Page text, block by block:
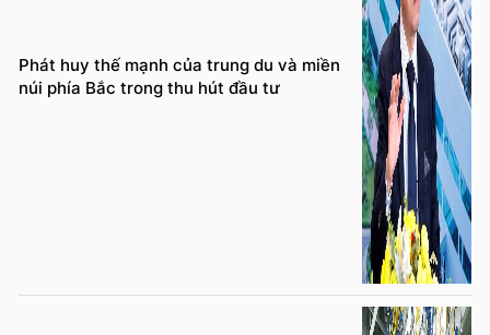
Phát huy thế mạnh của trung du và miền
núi phía Bắc trong thu hút đầu tư